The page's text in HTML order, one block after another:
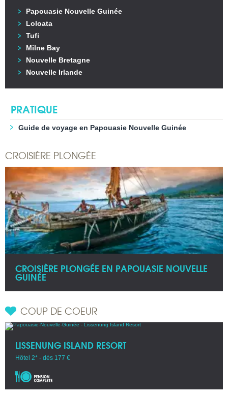
Papouasie Nouvelle Guinée
Loloata
Tufi
Milne Bay
Nouvelle Bretagne
Nouvelle Irlande
PRATIQUE
Guide de voyage en Papouasie Nouvelle Guinée
CROISIÈRE PLONGÉE
CROISIÈRE PLONGÉE EN PAPOUASIE NOUVELLE
GUINÉE
COUP DE COEUR
LISSENUNG ISLAND RESORT
Hôtel 2* - dès 177 €